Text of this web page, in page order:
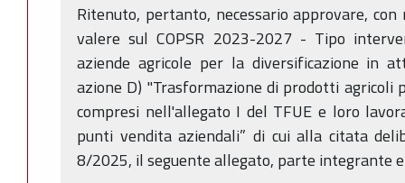
Ritenuto, pertanto, necessario approvare,
valere sul COPSR 2023-2027 - Tipo
aziende agricole per la diversificazione in
azione D) "Trasformazione di prodotti
compresi nell'allegato I del TFUE e loro
punti vendita aziendali” di cui alla citata
8/2025, il seguente allegato, parte integrante